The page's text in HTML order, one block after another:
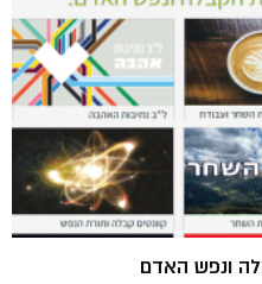
ונפש האדם